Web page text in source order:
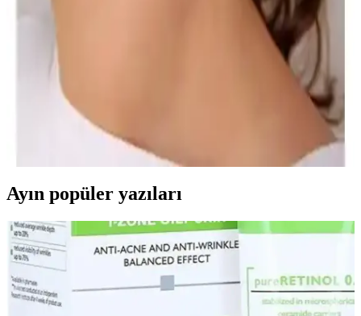
EURO DAY tasarımı siyah fileli mutfak bandanası, dayanıklı
polyester kumaşı ve rahat yapısıyla profesyonel kullanım için ideal,
Aurrari 2'li Gold Renk Kuzey Yıldızı Earcuff: Şıklık
ve Çok Yönlülük Sunan Özel Takı
Aurrari'nin altın renkli 2'li kuzey yıldızı earcuff'u, şıklık ve çok
yönlülük sunar. Sınırlı sayıda üretilen bu ürün, farklı tarzlara uyum
sağlar ve dikkat çekici detaylar içerir.
Ayın popüler yazıları